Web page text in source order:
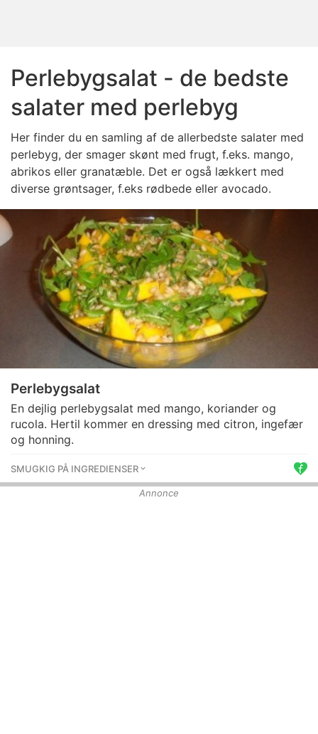
Perlebygsalat - de bedste
salater med perlebyg
Her finder du en samling af de allerbedste salater med
perlebyg, der smager skønt med frugt, f.eks. mango,
abrikos eller granatæble. Det er også lækkert med
diverse grøntsager, f.eks rødbede eller avocado.
Perlebygsalat
En dejlig perlebygsalat med mango, koriander og
rucola. Hertil kommer en dressing med citron, ingefær
og honning.
SMUGKIG PÅ INGREDIENSER
Annonce